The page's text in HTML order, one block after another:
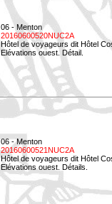
06 - Menton
20160600520NUC2A
Hôtel de voyageurs dit Hôtel
Elévations ouest. Détail.
06 - Menton
20160600521NUC2A
Hôtel de voyageurs dit Hôtel
Elévations ouest. Détails.